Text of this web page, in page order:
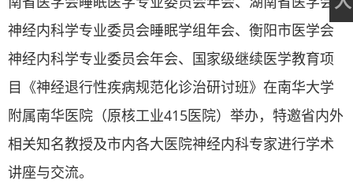
神经内科学专业委员会睡眠学组年会、衡阳市医学会
神经内科学专业委员会年会、国家级继续医学教育项
目《神经退行性疾病规范化诊治研讨班》在南华大学
附属南华医院（原核工业415医院）举办，特邀省内外
相关知名教授及市内各大医院神经内科专家进行学术
讲座与交流。